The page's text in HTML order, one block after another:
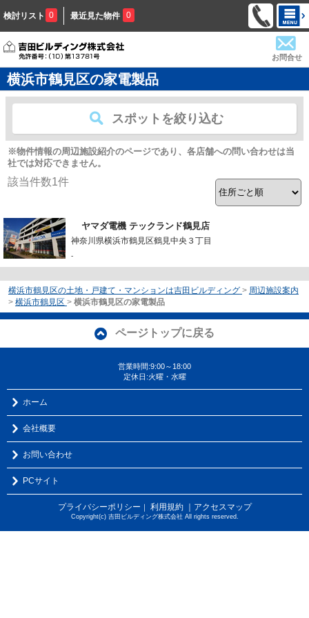
検討リスト 0 最近見た物件 0
お問合せ
横浜市鶴見区の家電製品
スポットを絞り込む
※物件情報の周辺施設紹介のページであり、各店舗への問い合わせは当
社では対応できません。
該当件数1件
ヤマダ電機 テックランド鶴見店
神奈川県横浜市鶴見区鶴見中央３丁目
-
横浜市鶴見区の土地・戸建て・マンションは吉田ビルディング > 周辺施設案内
> 横浜市鶴見区 > 横浜市鶴見区の家電製品
ページトップに戻る
営業時間:9:00～18:00
定休日:火曜・水曜
ホーム
会社概要
お問い合わせ
PCサイト
プライバシーポリシー ｜ 利用規約 ｜アクセスマップ
Copyright(c) 吉田ビルディング株式会社 All rights reserved.